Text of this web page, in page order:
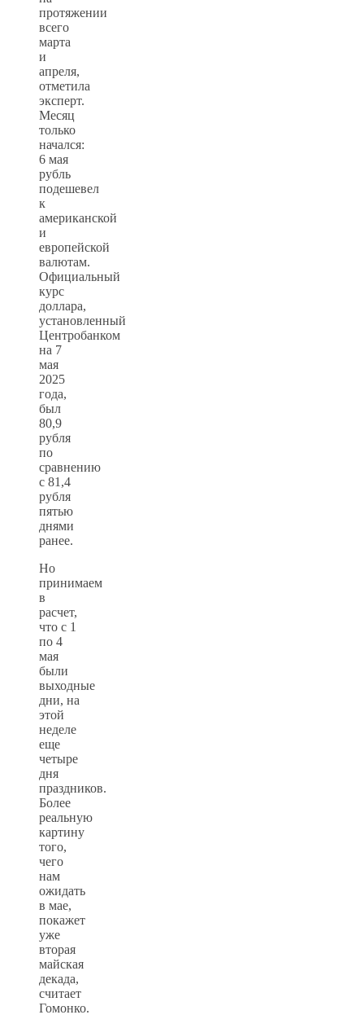
протяжении
всего
марта
и
апреля,
отметила
эксперт.
Месяц
только
начался:
6 мая
рубль
подешевел
к
американской
и
европейской
валютам.
Официальный
курс
доллара,
установленный
Центробанком
на 7
мая
2025
года,
был
80,9
рубля
по
сравнению
с 81,4
рубля
пятью
днями
ранее.
Но
принимаем
в
расчет,
что с 1
по 4
мая
были
выходные
дни, на
этой
неделе
еще
четыре
дня
праздников.
Более
реальную
картину
того,
чего
нам
ожидать
в мае,
покажет
уже
вторая
майская
декада,
считает
Гомонко.